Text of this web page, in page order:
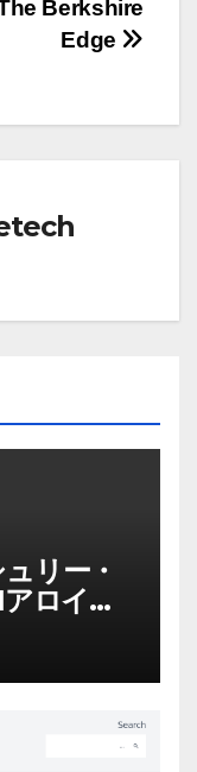
Berkshire
Edge
リー・
ロイの
フォー
不安を